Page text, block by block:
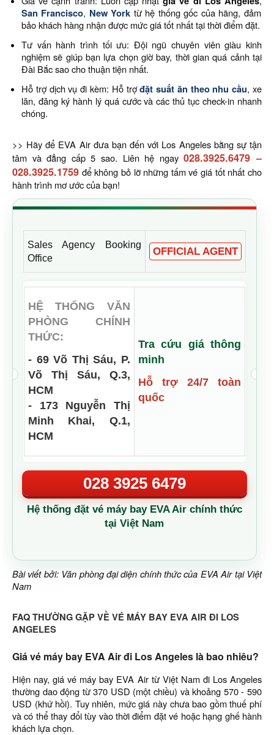
San Francisco, New York từ hệ thống gốc của hãng, đảm
bảo khách hàng nhận được mức giá tốt nhất tại thời điểm đặt.
Tư vấn hành trình tối ưu: Đội ngũ chuyên viên giàu kinh
nghiệm sẽ giúp bạn lựa chọn giờ bay, thời gian quá cảnh tại
Đài Bắc sao cho thuận tiện nhất.
Hỗ trợ dịch vụ đi kèm: Hỗ trợđặt suất ăn theo nhu cầu, xe
lăn, đăng ký hành lý quá cước và các thủ tục check-in nhanh
chóng.
>> Hãy để EVA Air đưa bạn đến với Los Angeles bằng sự tận
tâm và đẳng cấp 5 sao. Liên hệ ngay028.3925.6479 –
028.3925.1759 để không bỏ lỡ những tấm vé giá tốt nhất cho
hành trình mơ ước của bạn!
Sales Agency Booking
Office
OFFICIAL AGENT
HỆ THỐNG VĂN
PHÒNG CHÍNH
THỨC:
- 69 Võ Thị Sáu, P.
Võ Thị Sáu, Q.3,
HCM
- 173 Nguyễn Thị
Minh Khai, Q.1,
HCM
Tra cứu giá thông
minh
Hỗ trợ 24/7 toàn
quốc
028 3925 6479
Hệ thống đặt vé máy bay EVA Air chính thức
tại Việt Nam
Bài viết bởi: Văn phòng đại diện chính thức của EVA Air tại Việt
Nam
FAQ THƯỜNG GẶP VỀ VÉ MÁY BAY EVA AIR ĐI LOS
ANGELES
Giá vé máy bay EVA Air đi Los Angeles là bao nhiêu?
Hiện nay, giá vé máy bay EVA Air từ Việt Nam đi Los Angeles
thường dao động từ 370 USD (một chiều) và khoảng 570 - 590
USD (khứ hồi). Tuy nhiên, mức giá này chưa bao gồm thuế phí
và có thể thay đổi tùy vào thời điểm đặt vé hoặc hạng ghế hành
khách lựa chọn.